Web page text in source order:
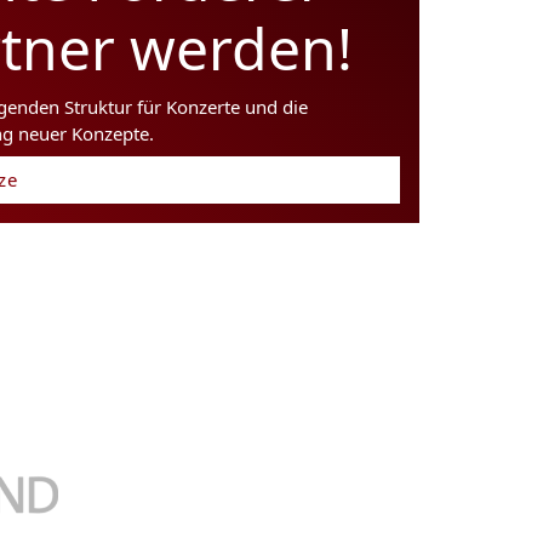
werden!
Struktur für Konzerte und die
neuer Konzepte.